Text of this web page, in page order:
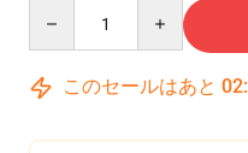
このセールはあと 02: